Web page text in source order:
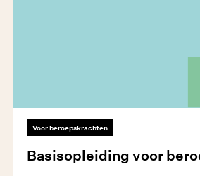
Voor beroepskrachten
Basisopleiding voor